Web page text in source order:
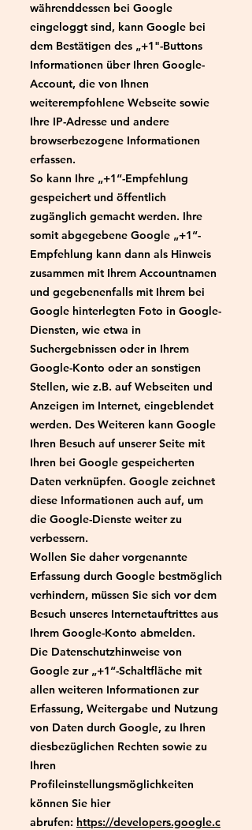
währenddessen bei Google
eingeloggt sind, kann Google bei
dem Bestätigen des „+1"-Buttons
Informationen über Ihren Google-
Account, die von Ihnen
weiterempfohlene Webseite sowie
Ihre IP-Adresse und andere
browserbezogene Informationen
erfassen.
So kann Ihre „+1“-Empfehlung
gespeichert und öffentlich
zugänglich gemacht werden. Ihre
somit abgegebene Google „+1“-
Empfehlung kann dann als Hinweis
zusammen mit Ihrem Accountnamen
und gegebenenfalls mit Ihrem bei
Google hinterlegten Foto in Google-
Diensten, wie etwa in
Suchergebnissen oder in Ihrem
Google-Konto oder an sonstigen
Stellen, wie z.B. auf Webseiten und
Anzeigen im Internet, eingeblendet
werden. Des Weiteren kann Google
Ihren Besuch auf unserer Seite mit
Ihren bei Google gespeicherten
Daten verknüpfen. Google zeichnet
diese Informationen auch auf, um
die Google-Dienste weiter zu
verbessern.
Wollen Sie daher vorgenannte
Erfassung durch Google bestmöglich
verhindern, müssen Sie sich vor dem
Besuch unseres Internetauftrittes aus
Ihrem Google-Konto abmelden.
Die Datenschutzhinweise von
Google zur „+1“-Schaltfläche mit
allen weiteren Informationen zur
Erfassung, Weitergabe und Nutzung
von Daten durch Google, zu Ihren
diesbezüglichen Rechten sowie zu
Ihren
Profileinstellungsmöglichkeiten
können Sie hier
abrufen: https://developers.google.c